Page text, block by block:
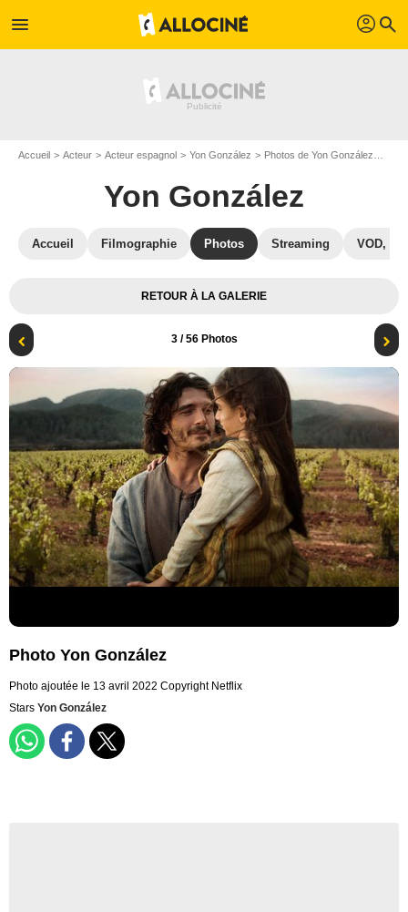
menu profil search
Accueil Acteur Acteur espagnol Yon González Photos de Yon González
Yon González
Accueil Filmographie Photos Streaming VOD,
RETOUR À LA GALERIE
3/ 56 Photos
Photo Yon González
Photo ajoutée le 13 avril 2022 Copyright Netflix
Stars Yon González